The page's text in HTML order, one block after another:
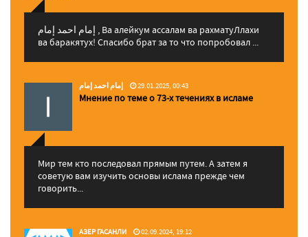
إمام احمد إمام , Ва алейкум ассалам ва рахматуЛлахи
ва баракятух! Спасибо брат за то что попробовал ...
إمام احمد إمام 29.01.2025, 00:43
Мнение по теме о 73-х течениях в исламе
Мир тем кто последовал прямым путем. А затем я
советую вам изучить основы ислама прежде чем
говорить...
АЗЕР ГАСАНЛИ 02.09.2024, 19:12